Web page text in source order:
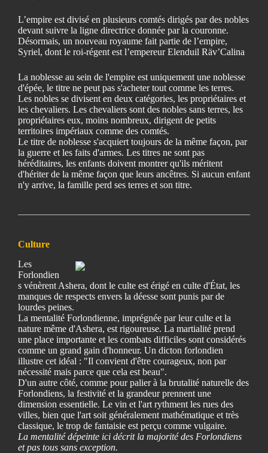
L’empire est divisé en plusieurs comtés dirigés par des nobles
devant suivre la ligne directrice donnée par la couronne.
Désormais, un nouveau royaume fait partie de l’empire,
Syriel, dont le roi-régent est l’empereur Elenduil Räv’Calina
La noblesse au sein de l'empire est uniquement une noblesse
d'épée, le titre ne peut pas s'acheter tout comme les terres.
Les nobles se divisent en deux catégories, les propriétaires et
les chevaliers. Les chevaliers sont des nobles sans terres, les
propriétaires eux, moins nombreux, dirigent de petits
territoires impériaux comme des comtés.
Le titre de noblesse s'acquiert toujours de la même façon, par
la guerre et les faits d'armes. Les titres ne sont pas
héréditaires, les enfants doivent montrer qu'ils méritent
d'hériter de la même façon que leurs ancêtres. Si aucun enfant
n'y arrive, la famille perd ses terres et son titre.
Culture
Les
Forlondien
s vénèrent Ashera, dont le culte est érigé en culte d'État, les
manques de respects envers la déesse sont punis par de
lourdes peines.
La mentalité Forlondienne, imprégnée par leur culte et la
nature même d'Ashera, est rigoureuse. La martialité prend
une place importante et les combats difficiles sont considérés
comme un grand gain d'honneur. Un dicton forlondien
illustre cet idéal : "Il convient d'être courageux, non par
nécessité mais parce que cela est beau".
D'un autre côté, comme pour palier à la brutalité naturelle des
Forlondiens, la festivité et la grandeur prennent une
dimension essentielle. Le vin et l'art rythment les rues des
villes, bien que l'art soit généralement mathématique et très
classique, le trop de fantaisie est perçu comme vulgaire.
La mentalité dépeinte ici décrit la majorité des Forlondiens
et pas tous sans exception.